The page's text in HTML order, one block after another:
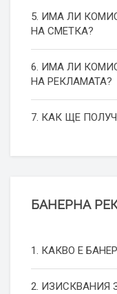
5. ИМА ЛИ
НА СМЕТКА?
6. ИМА ЛИ
НА РЕКЛАМАТА?
7. КАК ЩЕ
БАНЕРНА
1. КАКВО Е
2. ИЗИСКВАНИЯ